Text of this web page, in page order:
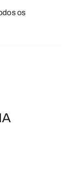
os